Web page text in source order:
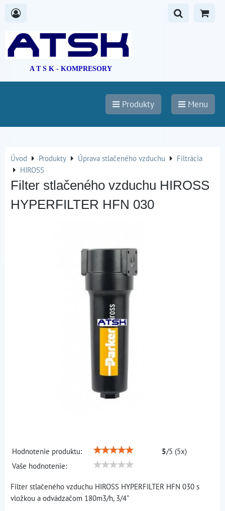
A T S K - KOMPRESORY
Produkty Menu
Úvod Produkty Úprava stlačeného vzduchu
Filtrácia
HIROSS
Filter stlačeného vzduchu HIROSS
HYPERFILTER HFN 030
Hodnotenie produktu: 5/5 (5x)
Vaše hodnotenie:
Filter stlačeného vzduchu HIROSS HYPERFILTER HFN 030 s
vložkou a odvádzačom 180m3/h, 3/4"